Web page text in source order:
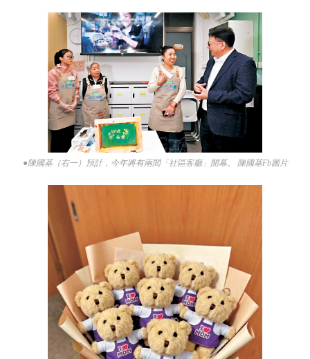
●陳國基（右一）預計，今年將有兩間「社區客廳」開幕。 陳國基Fb圖片